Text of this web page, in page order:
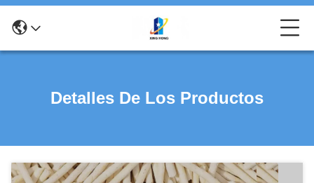
Detalles De Los Productos